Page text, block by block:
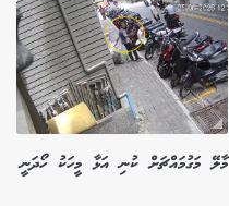
މާލޭ މަގުމައްޗަށް ކުނި އަޅާ މީހަކު ހޯދަނީ